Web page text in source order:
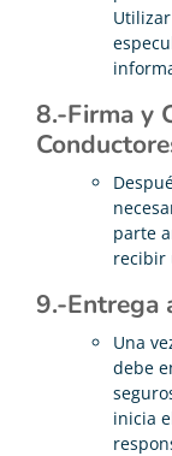
8.-Firma y
parte
recibir
9.-Entrega
Una
debe
inicia